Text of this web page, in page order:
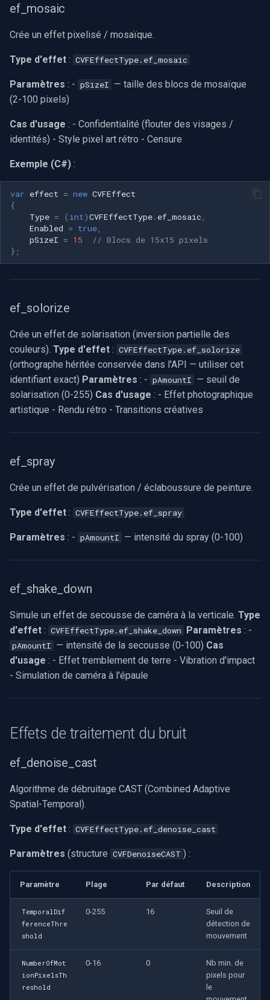
ef_mosaic
Crée un effet pixelisé / mosaïque.
Type d'effet : CVFEffectType.ef_mosaic
Paramètres : - pSizeI — taille des blocs de mosaïque
(2-100 pixels)
Cas d'usage : - Confidentialité (flouter des visages /
identités) - Style pixel art rétro - Censure
Exemple (C#) :
var effect = new CVFEffect
{
Type = ( int)CVFEffectType. ef_mosaic
Enabled = true
pSizeI = 15
// Blocs de 15x15 pixels
};
ef_solorize
Crée un effet de solarisation (inversion partielle des
couleurs). Type d'effet : CVFEffectType.ef_solorize
(orthographe héritée conservée dans l'API — utiliser cet
identifiant exact) Paramètres : - pAmountI — seuil de
solarisation (0-255) Cas d'usage : - Effet photographique
artistique - Rendu rétro - Transitions créatives
ef_spray
Crée un effet de pulvérisation / éclaboussure de peinture.
Type d'effet : CVFEffectType.ef_spray
Paramètres : - pAmountI — intensité du spray (0-100)
ef_shake_down
Simule un effet de secousse de caméra à la verticale. Type
d'effet : CVFEffectType.ef_shake_down Paramètres : -
pAmountI — intensité de la secousse (0-100) Cas
d'usage : - Effet tremblement de terre - Vibration d'impact
- Simulation de caméra à l'épaule
Effets de traitement du bruit
ef_denoise_cast
Algorithme de débruitage CAST (Combined Adaptive
Spatial-Temporal).
Type d'effet : CVFEffectType.ef_denoise_cast
Paramètres (structure CVFDenoiseCAST ) :
Paramètre Plage Par défaut Description
TemporalDif
ferenceThre
shold
0-255 16
Seuil de
détection de
mouvement
NumberOfMot
ionPixelsTh
reshold
0-16 0
Nb min. de
pixels pour
le